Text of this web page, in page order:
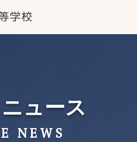
ュース
NEWS